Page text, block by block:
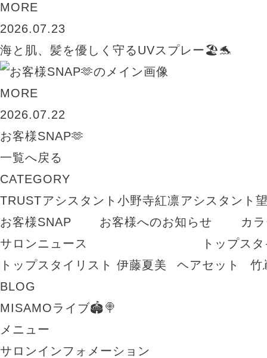
MORE
2026.07.23
海と肌、髪を優しく守るUVスプレー🏖️🐬
MORE
2026.07.22
お客様SNAP🫶
一覧へ戻る
CATEGORY
TRUSTアシスタント小野寺紅凛アシスタント
お客様SNAP
お客様へのお知らせ
カ
サロンニュース
トップス
トップスタイリスト 伊藤夏美
ヘアセット
竹
BLOG
MISAMOライブ🏟️🍭
メニュー
サロンインフォメーション